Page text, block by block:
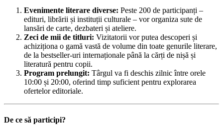
Evenimente literare diverse: Peste 200 de participanți –
edituri, librării și instituții culturale – vor organiza sute de
lansări de carte, dezbateri și ateliere.
Zeci de mii de titluri: Vizitatorii vor putea descoperi și
achiziționa o gamă vastă de volume din toate genurile literare,
de la bestseller-uri internaționale până la cărți de nișă și
literatură pentru copii.
Program prelungit: Târgul va fi deschis zilnic între orele
10:00 și 20:00, oferind timp suficient pentru explorarea
ofertelor editoriale.
De ce să participi?